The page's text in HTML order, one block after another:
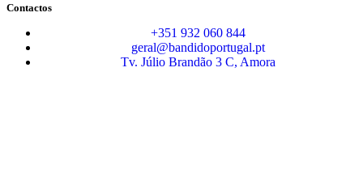
Contactos
+351 932 060 844
geral@bandidoportugal.pt
Tv. Júlio Brandão 3 C, Amora